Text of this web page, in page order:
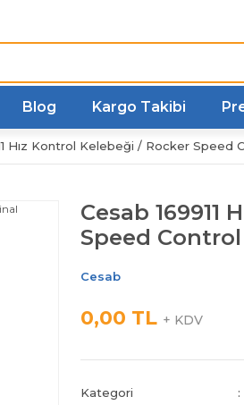
Blog Kargo Takibi
Hız Kontrol Kelebeği / Rocker Speed
Cesab 169911
Speed
Cesab
0,00 TL + KDV
Kategori